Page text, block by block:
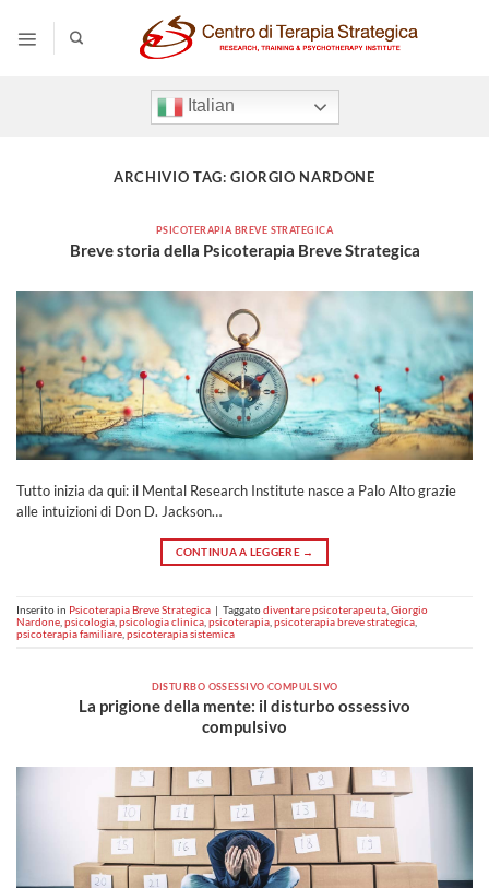
contenuti
Italian
ARCHIVIO TAG:GIORGIO NARDONE
PSICOTERAPIA BREVE STRATEGICA
Breve storia della Psicoterapia Breve Strategica
Tutto inizia da qui: il Mental Research Institute nasce a Palo Alto grazie
alle intuizioni di Don D. Jackson…
CONTINUA A LEGGERE →
Inserito in Psicoterapia Breve Strategica | Taggatodiventare psicoterapeuta Giorgio
Nardone psicologia psicologia clinica psicoterapia psicoterapia breve strategica
psicoterapia familiare psicoterapia sistemica
DISTURBO OSSESSIVO COMPULSIVO
La prigione della mente: il disturbo ossessivo
compulsivo